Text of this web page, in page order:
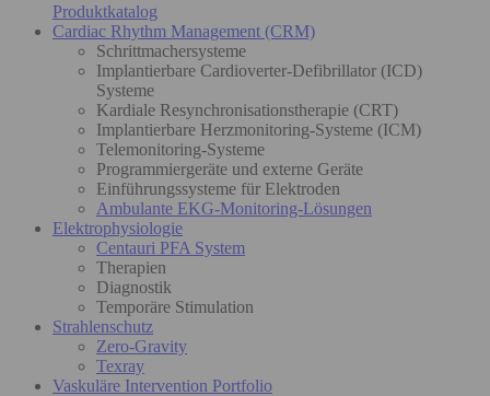
Produktkatalog
Cardiac Rhythm Management (CRM)
Schrittmachersysteme
Implantierbare Cardioverter-Defibrillator (ICD)
Systeme
Kardiale Resynchronisationstherapie (CRT)
Implantierbare Herzmonitoring-Systeme (ICM)
Telemonitoring-Systeme
Programmiergeräte und externe Geräte
Einführungssysteme für Elektroden
Ambulante EKG-Monitoring-Lösungen
Elektrophysiologie
Centauri PFA System
Therapien
Diagnostik
Temporäre Stimulation
Strahlenschutz
Zero-Gravity
Texray
Vaskuläre Intervention Portfolio